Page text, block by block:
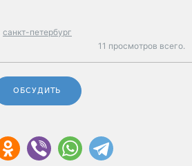
санкт-петербург
11 просмотров всего.
ОБСУДИТЬ